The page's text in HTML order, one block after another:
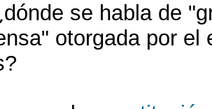
se habla de
otorgada por el